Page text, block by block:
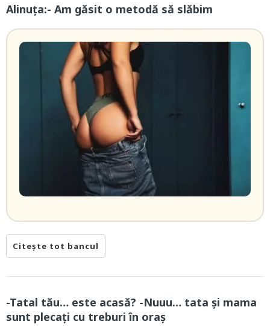
Alinuța:- Am găsit o metodă să slăbim
Citește tot bancul
-Tatal tău… este acasă? -Nuuu… tata și mama
sunt plecați cu treburi în oraș